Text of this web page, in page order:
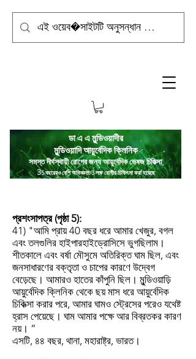
ডা এ এ মুন্ডিওয়াদীর
মুন্ডিওয়াদিআয়ুর্বেদিক ক্লিনিক
সমস্ত দীর্ঘস্থায়ী রোগের জন্য আয়ুর্বেদিক ভেষজ চিকিত্সা
35 বছরেরও বেশি অভিজ্ঞতা/3 লক্ষ রোগীর চিকিৎসা করা হয়েছে
প্রশংসাপত্র (পৃষ্ঠা 5):
41) "আমি প্রায় 40 বছর ধরে আমার খেজুর, বগল
এবং তলগুলির হাইপারহাইড্রোসিসে ভুগছিলাম।
শীতকালে এবং বর্ষা মৌসুমে অতিরিক্ত ঘাম ছিল, এবং
জনসাধারণের বক্তৃতা ও চাপের কারণে উদ্বেগ
বেড়েছে। আমারও হাতের কাঁপুনি ছিল। মুন্ডিওয়াড়ি
আয়ুর্বেদিক ক্লিনিক থেকে ছয় মাস ধরে আয়ুর্বেদিক
চিকিত্সা করার পরে, আমার ঘামও স্ট্রেসের পরেও যথেষ্ট
হ্রাস পেয়েছে। ঘাম আমার পক্ষে আর বিব্রতকর কারণ
নয়। ”
এসটি, ৪৪ বছর, থানা, মহারাষ্ট্র, ভারত।